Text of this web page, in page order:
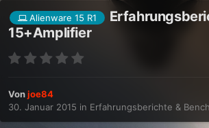
Alienware 15 R1
15+Amplifier
Vonjoe84
30. Januar 2015 in Erfahrungsberichte &